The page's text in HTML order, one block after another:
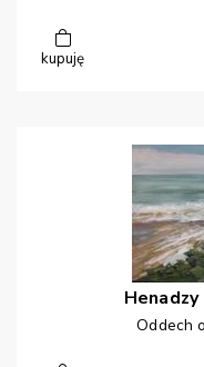
kupuję
Henadzy
Oddech